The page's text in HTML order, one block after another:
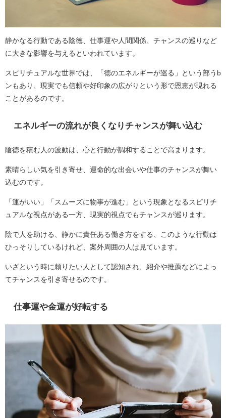
静かなる行動である陰徳、仕事運や人間関係、チャンスの巡りなど
に大きな影響を与えるといわれています。
スピリチュアルな世界では、「徳のエネルギーが巡る」という部うb
ンもあり、現実でも信頼や好印象の広がりという形で恩恵が現れる
ことがあるのです。
エネルギーの流れが良くなりチャンスが舞い込む
陰徳を積む人の波動は、心と行動が調和することで高まります。
素晴らしい気を引き寄せ、運命的な出会いや仕事のチャンスが舞い
込むのです。
「運がいい」「スムーズに物事が進む」という現象となるスピリチ
ュアルな視点がある一方、現実的視点でもチャンスが巡ります。
陰で人を助ける、静かに責任ある働き方をする、このような行動は
ひっそりしているけれど、案外周囲の人は見ています。
いざという時に頼りたい人として認知され、紹介や推薦などによっ
てチャンスを引き寄せるのです。
仕事運や金運が好転する